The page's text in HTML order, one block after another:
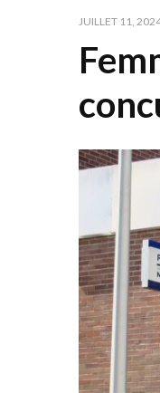
JUILLET 11,